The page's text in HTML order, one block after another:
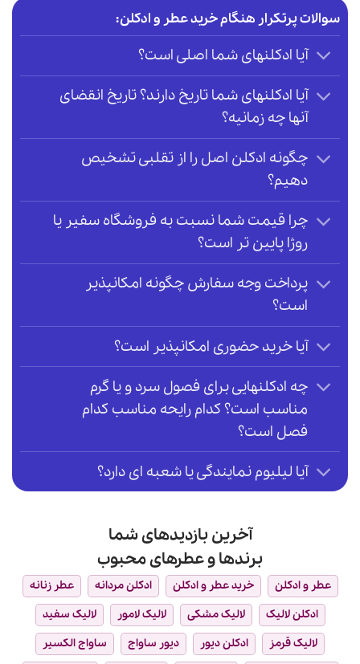
سوالات پرتکرار هنگام خرید عطر و ادکلن:
آیا ادکلنهای شما اصلی است؟
آیا ادکلنهای شما تاریخ دارند؟ تاریخ انقضای
آنها چه زمانیه؟
چگونه ادکلن اصل را از تقلبی تشخیص
دهیم؟
چرا قیمت شما نسبت به فروشگاه سفیر یا
روژا پایین تر است؟
پرداخت وجه سفارش چگونه امکانپذیر
است؟
آیا خرید حضوری امکانپذیر است؟
چه ادکلنهایی برای فصول سرد و یا گرم
مناسب است؟ کدام رایحه مناسب کدام
فصل است؟
آیا لیلیوم نمایندگی یا شعبه ای دارد؟
آخرین بازدیدهای شما
برندها و عطرهای محبوب
عطر و ادکلن خرید عطر و ادکلن ادکلن مردانه
عطر زنانه
ادکلن لالیک
لالیک مشکی لالیک لامور
لالیک سفید
لالیک قرمز
ادکلن دیور دیور ساواج
ساواج الکسیر